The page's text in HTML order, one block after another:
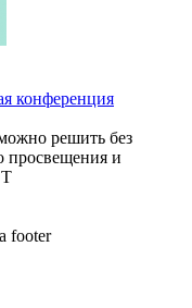
конференция
решить без
просвещения и
Т